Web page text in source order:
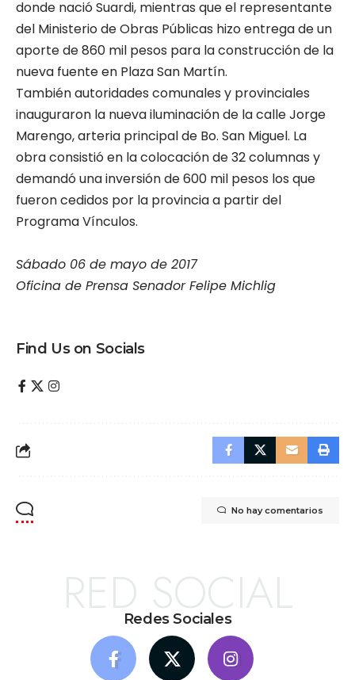
donde nació Suardi, mientras que el representante
del Ministerio de Obras Públicas hizo entrega de un
aporte de 860 mil pesos para la construcción de la
nueva fuente en Plaza San Martín.
También autoridades comunales y provinciales
inauguraron la nueva iluminación de la calle Jorge
Marengo, arteria principal de Bo. San Miguel. La
obra consistió en la colocación de 32 columnas y
demandó una inversión de 600 mil pesos los que
fueron cedidos por la provincia a partir del
Programa Vínculos.
Sábado 06 de mayo de 2017
Oficina de Prensa Senador Felipe Michlig
Find Us on Socials
No hay comentarios
Redes Sociales
RED SOCIAL